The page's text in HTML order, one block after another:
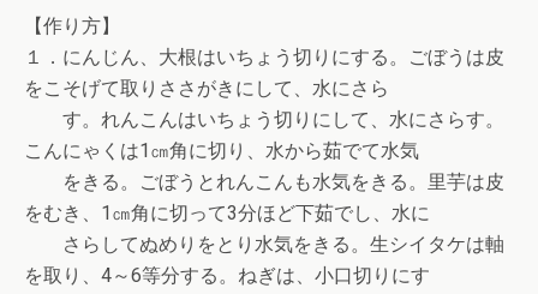
【作り方】
１．にんじん、大根はいちょう切りにする。ごぼうは皮
をこそげて取りささがきにして、水にさら
す。れんこんはいちょう切りにして、水にさらす。
こんにゃくは1㎝角に切り、水から茹でて水気
をきる。ごぼうとれんこんも水気をきる。里芋は皮
をむき、1㎝角に切って3分ほど下茹でし、水に
さらしてぬめりをとり水気をきる。生シイタケは軸
を取り、4～6等分する。ねぎは、小口切りにす